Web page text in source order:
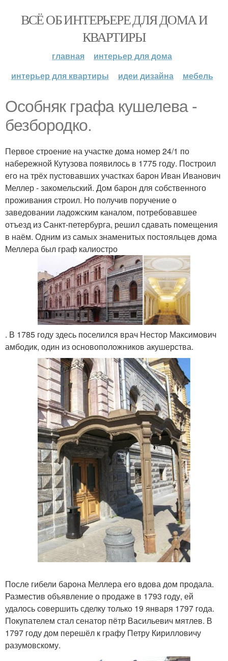
ВСЁ ОБ ИНТЕРЬЕРЕ ДЛЯ ДОМА И
КВАРТИРЫ
главная
интерьер для дома
интерьер для квартиры
идеи дизайна мебель
Особняк графа кушелева -
безбородко.
Первое строение на участке дома номер 24/1 по
набережной Кутузова появилось в 1775 году. Построил
его на трёх пустовавших участках барон Иван Иванович
Меллер - закомельский. Дом барон для собственного
проживания строил. Но получив поручение о
заведовании ладожским каналом, потребовавшее
отъезд из Санкт-петербурга, решил сдавать помещения
в наём. Одним из самых знаменитых постояльцев дома
Меллера был граф калиостро
. В 1785 году здесь поселился врач Нестор Максимович
амбодик, один из основоположников акушерства.
После гибели барона Меллера его вдова дом продала.
Разместив объявление о продаже в 1793 году, ей
удалось совершить сделку только 19 января 1797 года.
Покупателем стал сенатор пётр Васильевич мятлев. В
1797 году дом перешёл к графу Петру Кирилловичу
разумовскому.